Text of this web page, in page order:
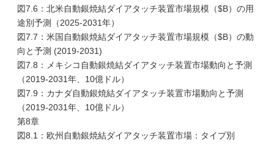
図7.6：北米自動銀焼結ダイアタッチ装置市場規模（$B）の用
途別予測（2025-2031年）
図7.7：米国自動銀焼結ダイアタッチ装置市場規模（$B）の動
向と予測 (2019-2031)
図7.8：メキシコ自動銀焼結ダイアタッチ装置市場動向と予測
（2019-2031年、10億ドル）
図7.9：カナダ自動銀焼結ダイアタッチ装置市場動向と予測
（2019-2031年、10億ドル）
第8章
図8.1：欧州自動銀焼結ダイアタッチ装置市場：タイプ別